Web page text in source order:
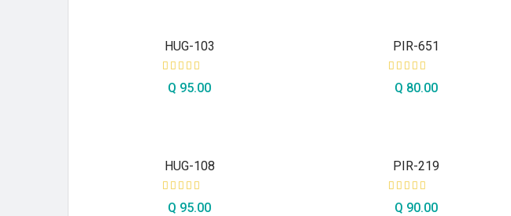
HUG-103
Q 95.00
PIR-651
Q 80.00
HUG-108
Q 95.00
PIR-219
Q 90.00